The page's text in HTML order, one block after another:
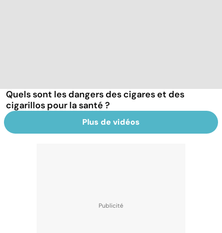
Quels sont les dangers des cigares et des
cigarillos pour la santé ?
Plus de vidéos